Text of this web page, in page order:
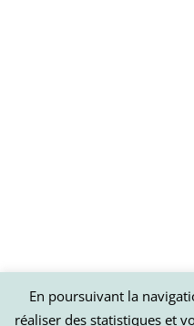
En poursuivant la
réaliser des statistiques et